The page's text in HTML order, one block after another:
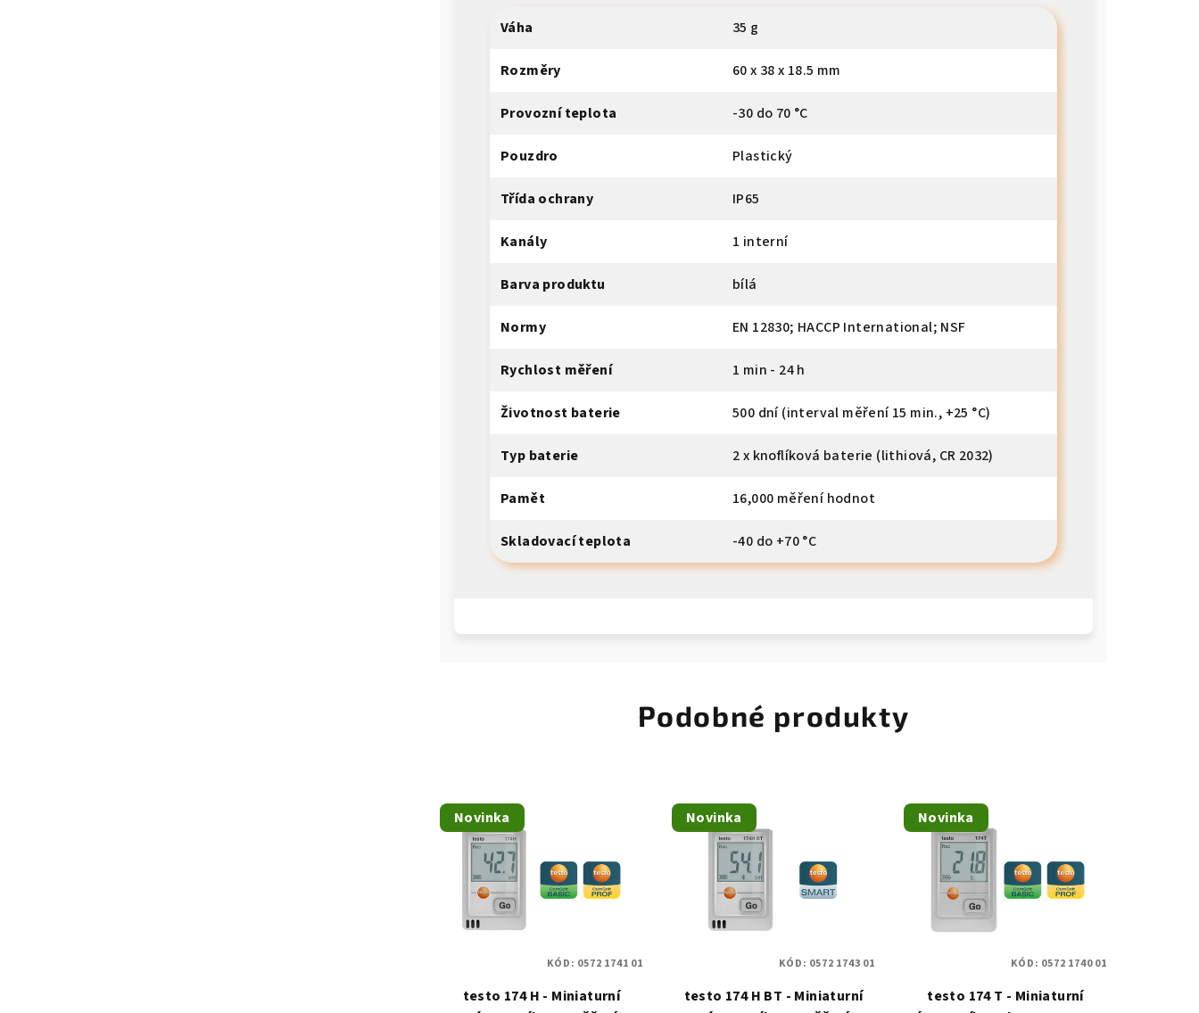
Váha 35 g
Rozměry 60 x 38 x 18.5 mm
Provozní teplota -30 do 70 °C
Pouzdro Plastický
Třída ochrany IP65
Kanály 1 interní
Barva produktu bílá
Normy EN 12830; HACCP International; NSF
Rychlost měření 1 min - 24 h
Životnost baterie 500 dní (interval měření 15 min., +25 °C)
Typ baterie 2 x knoflíková baterie (lithiová, CR 2032)
Pamět 16,000 měření hodnot
Skladovací teplota -40 do +70 °C
Podobné produkty
Novinka
testo 174 H - Miniaturní
KÓD: 0572 1741 01
Novinka
testo 174 H BT - Miniaturní
KÓD: 0572 1743 01
Novinka
testo 174 T - Miniaturní
KÓD: 0572 1740 01